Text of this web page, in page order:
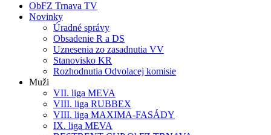
ObFZ Trnava TV
Novinky
Úradné správy
Obsadenie R a DS
Uznesenia zo zasadnutia VV
Stanovisko KR
Rozhodnutia Odvolacej komisie
Muži
VII. liga MEVA
VIII. liga RUBBEX
VIII. liga MAXIMA-FASÁDY
IX. liga MEVA